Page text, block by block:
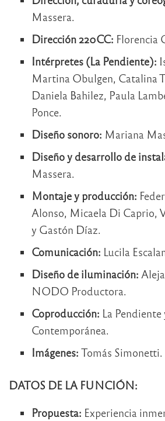
Massera.
Dirección 220CC: Florencia
Intérpretes (La Pendiente):
Martina Obulgen, Catalina
Daniela Bahilez, Paula
Ponce.
Diseño sonoro: Mariana
Diseño y desarrollo de
Massera.
Montaje y producción:
Alonso, Micaela Di Caprio,
y Gastón Díaz.
Comunicación: Lucila
Diseño de iluminación:
NODO Productora.
Coproducción: La
Contemporánea.
Imágenes: Tomás Simonetti.
DATOS DE LA FUNCIÓN:
Propuesta: Experiencia